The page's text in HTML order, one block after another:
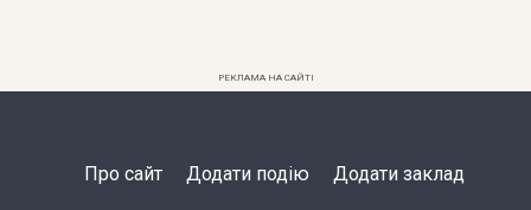
РЕКЛАМА НА САЙТІ
Про сайт Додати подію Додати заклад